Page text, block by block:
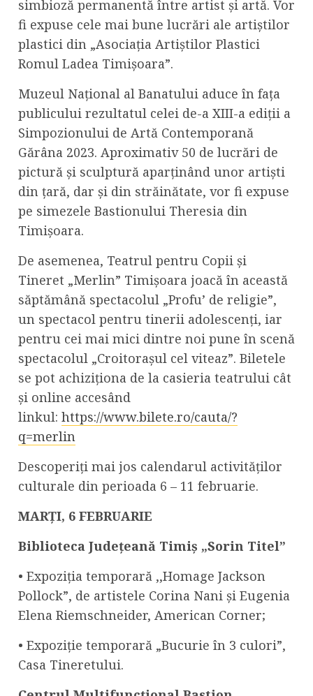
simbioză permanentă între artist și artă. Vor
fi expuse cele mai bune lucrări ale artiștilor
plastici din „Asociația Artiștilor Plastici
Romul Ladea Timișoara”.
Muzeul Național al Banatului aduce în fața
publicului rezultatul celei de-a XIII-a ediții a
Simpozionului de Artă Contemporană
Gărâna 2023. Aproximativ 50 de lucrări de
pictură și sculptură aparținând unor artiști
din țară, dar și din străinătate, vor fi expuse
pe simezele Bastionului Theresia din
Timișoara.
De asemenea, Teatrul pentru Copii și
Tineret „Merlin” Timișoara joacă în această
săptămână spectacolul „Profu’ de religie”,
un spectacol pentru tinerii adolescenți, iar
pentru cei mai mici dintre noi pune în scenă
spectacolul „Croitorașul cel viteaz”. Biletele
se pot achiziționa de la casieria teatrului cât
și online accesând
linkul: https://www.bilete.ro/cauta/?
q=merlin
Descoperiți mai jos calendarul activităților
culturale din perioada 6 – 11 februarie.
MARȚI, 6 FEBRUARIE
Biblioteca Județeană Timiș „Sorin Titel”
• Expoziția temporară ,,Homage Jackson
Pollock”, de artistele Corina Nani și Eugenia
Elena Riemschneider, American Corner;
• Expoziție temporară „Bucurie în 3 culori”,
Casa Tineretului.